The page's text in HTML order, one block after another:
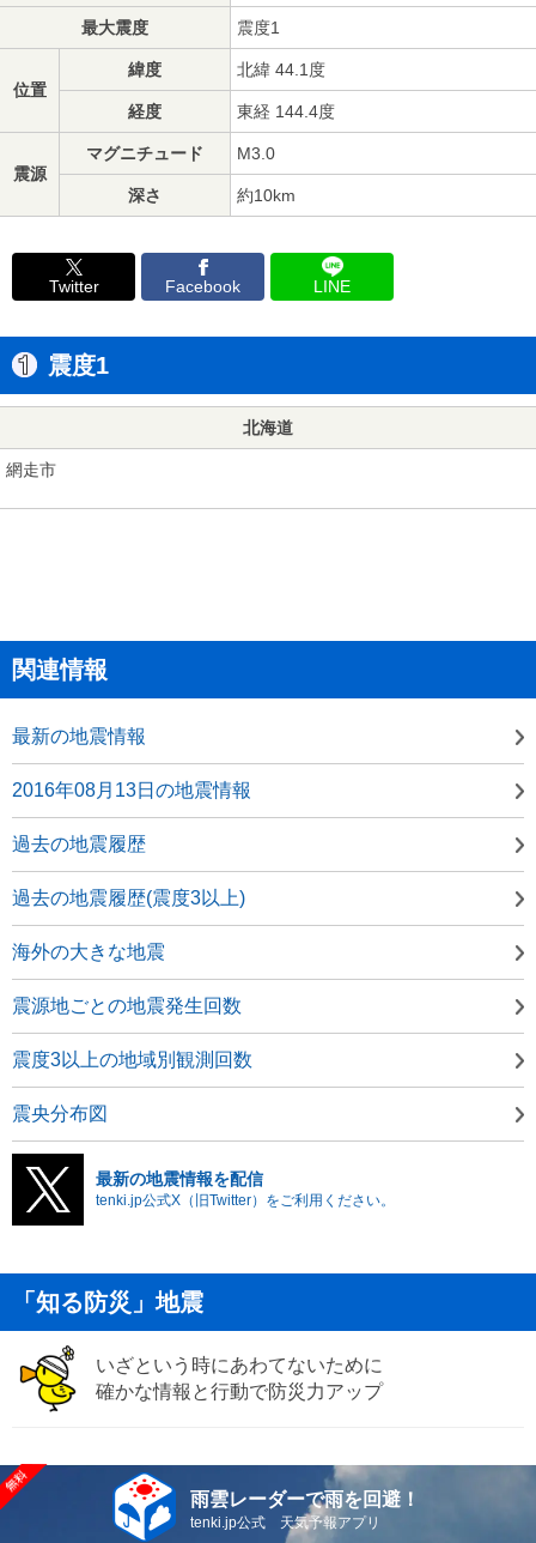
最大震度 震度1
位置
緯度 北緯 44.1度
経度 東経 144.4度
震源
マグニチュード M3.0
深さ 約10km
Twitter Facebook LINE
震度1
北海道
網走市
関連情報
最新の地震情報
2016年08月13日の地震情報
過去の地震履歴
過去の地震履歴(震度3以上)
海外の大きな地震
震源地ごとの地震発生回数
震度3以上の地域別観測回数
震央分布図
最新の地震情報を配信
tenki.jp公式X（旧Twitter）をご利用ください。
「知る防災」地震
いざという時にあわてないために
確かな情報と行動で防災力アップ
雨雲レーダーで雨を回避！
tenki.jp公式 天気予報アプリ